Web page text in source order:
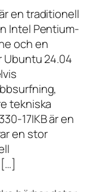
en traditionell
Intel Pentium-
och en
Ubuntu 24.04
tekniska
17IKB är en
en stor